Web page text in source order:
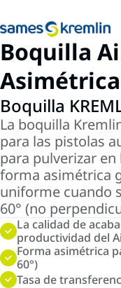
Boquilla
Asimétrica
Boquilla
La boquilla
para las pistolas
para pulverizar en
forma asimétrica
uniforme cuando
60° (no
La calidad de
productividad del
Forma asimétrica
60°)
Tasa de